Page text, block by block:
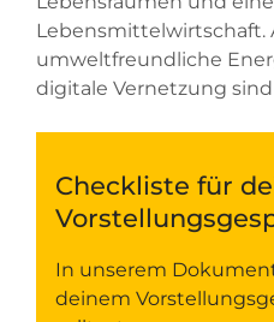
Lebensmittelwirtschaft.
umweltfreundliche
digitale Vernetzung sind
Checkliste für
In unserem
deinem